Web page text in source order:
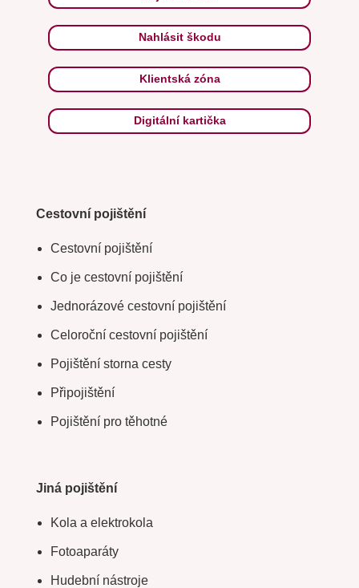
Nahlásit škodu
Klientská zóna
Digitální kartička
Cestovní pojištění
Cestovní pojištění
Co je cestovní pojištění
Jednorázové cestovní pojištění
Celoroční cestovní pojištění
Pojištění storna cesty
Připojištění
Pojištění pro těhotné
Jiná pojištění
Kola a elektrokola
Fotoaparáty
Hudební nástroje